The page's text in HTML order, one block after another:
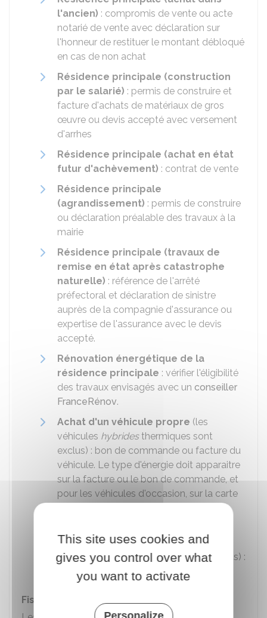
l'ancien) : compromis de vente ou acte
notarié de vente avec déclaration sur
l'honneur de restituer le montant débloqué
en cas de non achat
Résidence principale (construction
par le salarié) : permis de construire et
facture d'achats de matériaux de gros
œuvre ou devis accepté avec versement
d'arrhes
Résidence principale (achat en état
futur d'achèvement) : contrat de vente
Résidence principale
(agrandissement) : permis de construire
ou déclaration préalable des travaux à la
mairie
Résidence principale (travaux de
remise en état après catastrophe
naturelle) : référence de l'arrêté
préfectoral et déclaration de sinistre
auprès de la compagnie d'assurance ou
expertise de l'assurance avec le devis
accepté.
Rénovation énergétique de la
résidence principale : vérifier l'éligibilité
des travaux envisagés avec un conseiller
FranceRénov.
Achat d'un véhicule propre (les
véhicules hybridesthermiques sont
exclus) : bon de commande ou facture du
véhicule. Le type d'énergie doit apparaitre
sur la facture ou le bon de commande, et
pour les véhicules d'occasion, sur la carte
grise la case P3 doit indiquer le code EL
Achat d'un vélo neuf à pédalage
assisté(les vélos d'occasion sont exclus) :
facture d'achat du vélo neuf.
Fiscalité
This site uses cookies and
gives you control over what
you want to activate
Personalize